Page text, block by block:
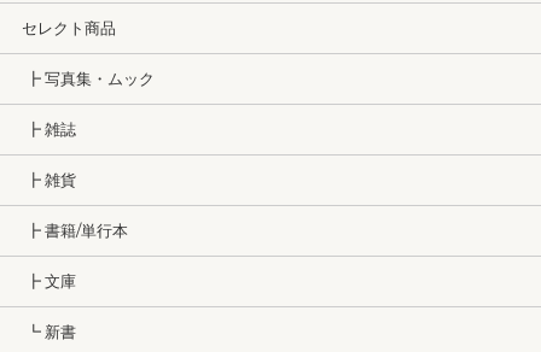
セレクト商品
┣ 写真集・ムック
┣ 雑誌
┣ 雑貨
┣ 書籍/単行本
┣ 文庫
┗ 新書